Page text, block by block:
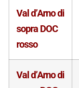
Val d’Arno di
sopra DOC
rosso
Val d’Arno di